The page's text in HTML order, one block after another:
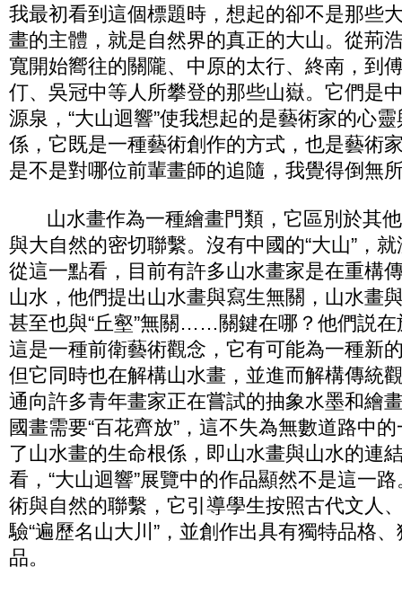
我最初看到這個標題時，想起的卻不是那些
畫的主體，就是自然界的真正的大山。從荊
寬開始嚮往的關隴、中原的太行、終南，到
仃、吳冠中等人所攀登的那些山嶽。它們是
源泉，“大山迴響”使我想起的是藝術家的心
係，它既是一種藝術創作的方式，也是藝術
是不是對哪位前輩畫師的追隨，我覺得倒無
山水畫作為一種繪畫門類，它區別於其他
與大自然的密切聯繫。沒有中國的“大山”，
從這一點看，目前有許多山水畫家是在重構
山水，他們提出山水畫與寫生無關，山水畫
甚至也與“丘壑”無關……關鍵在哪？他們説
這是一種前衛藝術觀念，它有可能為一種新
但它同時也在解構山水畫，並進而解構傳統
通向許多青年畫家正在嘗試的抽象水墨和繪
國畫需要“百花齊放”，這不失為無數道路中
了山水畫的生命根係，即山水畫與山水的連
看，“大山迴響”展覽中的作品顯然不是這一
術與自然的聯繫，它引導學生按照古代文人
驗“遍歷名山大川”，並創作出具有獨特品格
品。